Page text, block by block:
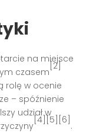
na miejsce
czasem
[2]
rolę w ocenie
– spóźnienie
udział w
[4][5][6]
.